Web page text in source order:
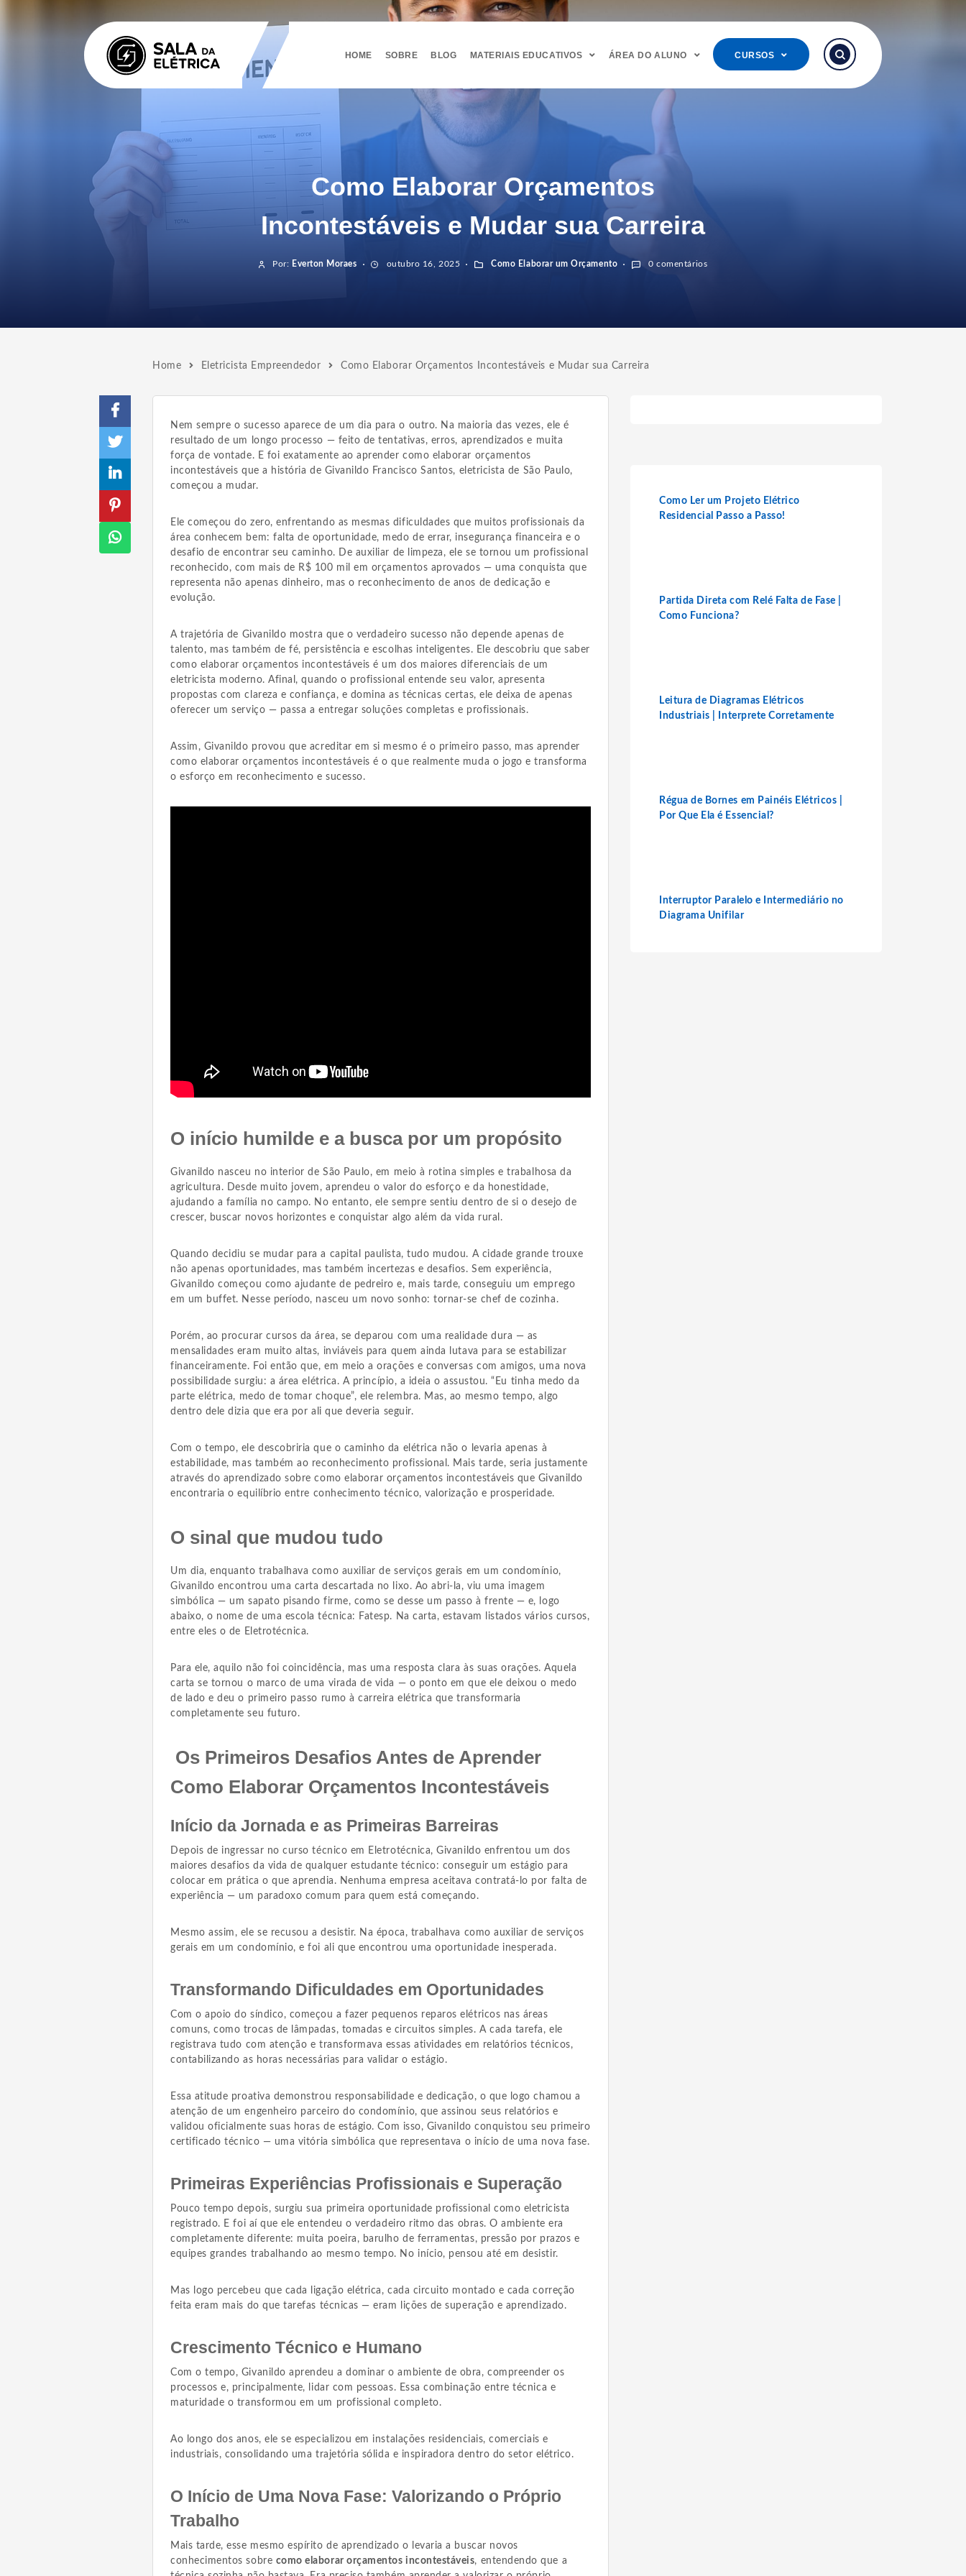
HOME SOBRE BLOG MATERIAIS EDUCATIVOS ÁREA DO ALUNO CURSOS
Como Elaborar Orçamentos
Incontestáveis e Mudar sua Carreira
Por: Everton Moraes outubro 16, 2025 Como Elaborar um Orçamento 0 comentários
Home Eletricista Empreendedor Como Elaborar Orçamentos Incontestáveis e Mudar sua Carreira
Nem sempre o sucesso aparece de um dia para o outro. Na maioria das vezes, ele é
resultado de um longo processo — feito de tentativas, erros, aprendizados e muita
força de vontade. E foi exatamente ao aprender como elaborar orçamentos
incontestáveis que a história de Givanildo Francisco Santos, eletricista de São Paulo,
começou a mudar.
Ele começou do zero, enfrentando as mesmas dificuldades que muitos profissionais da
área conhecem bem: falta de oportunidade, medo de errar, insegurança financeira e o
desafio de encontrar seu caminho. De auxiliar de limpeza, ele se tornou um profissional
reconhecido, com mais de R$ 100 mil em orçamentos aprovados — uma conquista que
representa não apenas dinheiro, mas o reconhecimento de anos de dedicação e
evolução.
A trajetória de Givanildo mostra que o verdadeiro sucesso não depende apenas de
talento, mas também de fé, persistência e escolhas inteligentes. Ele descobriu que saber
como elaborar orçamentos incontestáveis é um dos maiores diferenciais de um
eletricista moderno. Afinal, quando o profissional entende seu valor, apresenta
propostas com clareza e confiança, e domina as técnicas certas, ele deixa de apenas
oferecer um serviço — passa a entregar soluções completas e profissionais.
Assim, Givanildo provou que acreditar em si mesmo é o primeiro passo, mas aprender
como elaborar orçamentos incontestáveis é o que realmente muda o jogo e transforma
o esforço em reconhecimento e sucesso.
O início humilde e a busca por um propósito
Givanildo nasceu no interior de São Paulo, em meio à rotina simples e trabalhosa da
agricultura. Desde muito jovem, aprendeu o valor do esforço e da honestidade,
ajudando a família no campo. No entanto, ele sempre sentiu dentro de si o desejo de
crescer, buscar novos horizontes e conquistar algo além da vida rural.
Quando decidiu se mudar para a capital paulista, tudo mudou. A cidade grande trouxe
não apenas oportunidades, mas também incertezas e desafios. Sem experiência,
Givanildo começou como ajudante de pedreiro e, mais tarde, conseguiu um emprego
em um buffet. Nesse período, nasceu um novo sonho: tornar-se chef de cozinha.
Porém, ao procurar cursos da área, se deparou com uma realidade dura — as
mensalidades eram muito altas, inviáveis para quem ainda lutava para se estabilizar
financeiramente. Foi então que, em meio a orações e conversas com amigos, uma nova
possibilidade surgiu: a área elétrica. A princípio, a ideia o assustou. “Eu tinha medo da
parte elétrica, medo de tomar choque”, ele relembra. Mas, ao mesmo tempo, algo
dentro dele dizia que era por ali que deveria seguir.
Com o tempo, ele descobriria que o caminho da elétrica não o levaria apenas à
estabilidade, mas também ao reconhecimento profissional. Mais tarde, seria justamente
através do aprendizado sobre como elaborar orçamentos incontestáveis que Givanildo
encontraria o equilíbrio entre conhecimento técnico, valorização e prosperidade.
O sinal que mudou tudo
Um dia, enquanto trabalhava como auxiliar de serviços gerais em um condomínio,
Givanildo encontrou uma carta descartada no lixo. Ao abri-la, viu uma imagem
simbólica — um sapato pisando firme, como se desse um passo à frente — e, logo
abaixo, o nome de uma escola técnica: Fatesp. Na carta, estavam listados vários cursos,
entre eles o de Eletrotécnica.
Para ele, aquilo não foi coincidência, mas uma resposta clara às suas orações. Aquela
carta se tornou o marco de uma virada de vida — o ponto em que ele deixou o medo
de lado e deu o primeiro passo rumo à carreira elétrica que transformaria
completamente seu futuro.
Os Primeiros Desafios Antes de Aprender
Como Elaborar Orçamentos Incontestáveis
Início da Jornada e as Primeiras Barreiras
Depois de ingressar no curso técnico em Eletrotécnica, Givanildo enfrentou um dos
maiores desafios da vida de qualquer estudante técnico: conseguir um estágio para
colocar em prática o que aprendia. Nenhuma empresa aceitava contratá-lo por falta de
experiência — um paradoxo comum para quem está começando.
Mesmo assim, ele se recusou a desistir. Na época, trabalhava como auxiliar de serviços
gerais em um condomínio, e foi ali que encontrou uma oportunidade inesperada.
Transformando Dificuldades em Oportunidades
Com o apoio do síndico, começou a fazer pequenos reparos elétricos nas áreas
comuns, como trocas de lâmpadas, tomadas e circuitos simples. A cada tarefa, ele
registrava tudo com atenção e transformava essas atividades em relatórios técnicos,
contabilizando as horas necessárias para validar o estágio.
Essa atitude proativa demonstrou responsabilidade e dedicação, o que logo chamou a
atenção de um engenheiro parceiro do condomínio, que assinou seus relatórios e
validou oficialmente suas horas de estágio. Com isso, Givanildo conquistou seu primeiro
certificado técnico — uma vitória simbólica que representava o início de uma nova fase.
Primeiras Experiências Profissionais e Superação
Pouco tempo depois, surgiu sua primeira oportunidade profissional como eletricista
registrado. E foi aí que ele entendeu o verdadeiro ritmo das obras. O ambiente era
completamente diferente: muita poeira, barulho de ferramentas, pressão por prazos e
equipes grandes trabalhando ao mesmo tempo. No início, pensou até em desistir.
Mas logo percebeu que cada ligação elétrica, cada circuito montado e cada correção
feita eram mais do que tarefas técnicas — eram lições de superação e aprendizado.
Crescimento Técnico e Humano
Com o tempo, Givanildo aprendeu a dominar o ambiente de obra, compreender os
processos e, principalmente, lidar com pessoas. Essa combinação entre técnica e
maturidade o transformou em um profissional completo.
Ao longo dos anos, ele se especializou em instalações residenciais, comerciais e
industriais, consolidando uma trajetória sólida e inspiradora dentro do setor elétrico.
O Início de Uma Nova Fase: Valorizando o Próprio
Trabalho
Mais tarde, esse mesmo espírito de aprendizado o levaria a buscar novos
conhecimentos sobre como elaborar orçamentos incontestáveis, entendendo que a
Como Ler um Projeto Elétrico
Residencial Passo a Passo!
Partida Direta com Relé Falta de Fase |
Como Funciona?
Leitura de Diagramas Elétricos
Industriais | Interprete Corretamente
Régua de Bornes em Painéis Elétricos |
Por Que Ela é Essencial?
Interruptor Paralelo e Intermediário no
Diagrama Unifilar